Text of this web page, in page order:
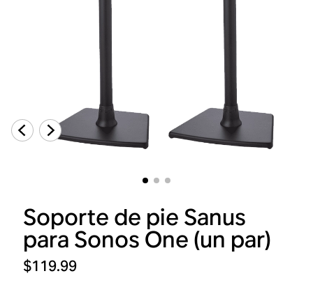
Soporte de pie Sanus
para Sonos One (un par)
$119.99